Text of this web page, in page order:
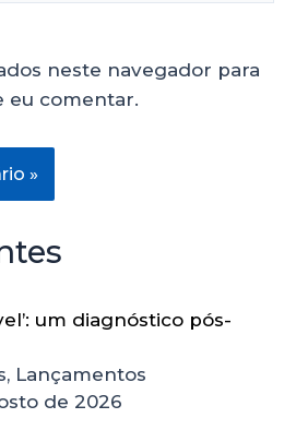
neste navegador para
eu comentar.
um diagnóstico pós-
Lançamentos
de 2026